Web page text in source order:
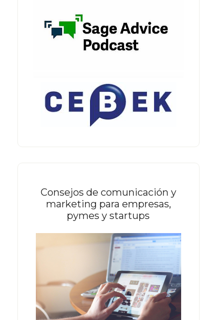
Consejos de comunicación y
marketing para empresas,
pymes y startups